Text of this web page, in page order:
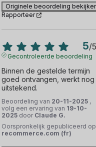
Originele beoordeling
Rapporteer
5/5
Gecontroleerde beoordeling
Binnen de gestelde termijn
goed ontvangen, werkt nog
uitstekend.
Beoordeling van 20-11-2025 ,
volg een ervaring van 19-10-
2025 door Claude G.
Oorspronkelijk gepubliceerd op
recommerce.com (fr)